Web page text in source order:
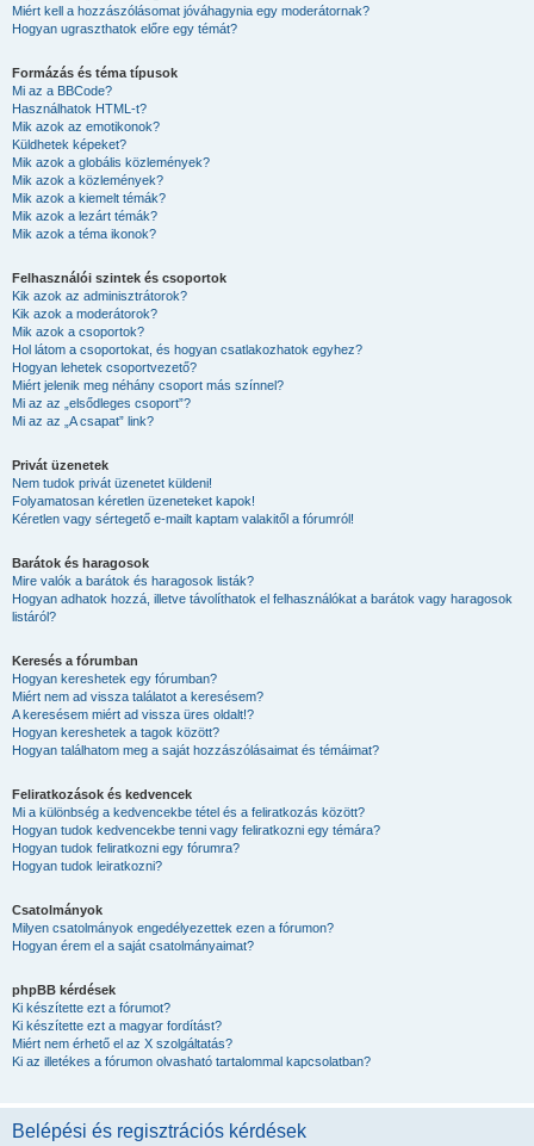
Miért kell a hozzászólásomat jóváhagynia egy moderátornak?
Hogyan ugraszthatok előre egy témát?
Formázás és téma típusok
Mi az a BBCode?
Használhatok HTML-t?
Mik azok az emotikonok?
Küldhetek képeket?
Mik azok a globális közlemények?
Mik azok a közlemények?
Mik azok a kiemelt témák?
Mik azok a lezárt témák?
Mik azok a téma ikonok?
Felhasználói szintek és csoportok
Kik azok az adminisztrátorok?
Kik azok a moderátorok?
Mik azok a csoportok?
Hol látom a csoportokat, és hogyan csatlakozhatok egyhez?
Hogyan lehetek csoportvezető?
Miért jelenik meg néhány csoport más színnel?
Mi az az „elsődleges csoport”?
Mi az az „A csapat” link?
Privát üzenetek
Nem tudok privát üzenetet küldeni!
Folyamatosan kéretlen üzeneteket kapok!
Kéretlen vagy sértegető e-mailt kaptam valakitől a fórumról!
Barátok és haragosok
Mire valók a barátok és haragosok listák?
Hogyan adhatok hozzá, illetve távolíthatok el felhasználókat a barátok vagy haragosok
listáról?
Keresés a fórumban
Hogyan kereshetek egy fórumban?
Miért nem ad vissza találatot a keresésem?
A keresésem miért ad vissza üres oldalt!?
Hogyan kereshetek a tagok között?
Hogyan találhatom meg a saját hozzászólásaimat és témáimat?
Feliratkozások és kedvencek
Mi a különbség a kedvencekbe tétel és a feliratkozás között?
Hogyan tudok kedvencekbe tenni vagy feliratkozni egy témára?
Hogyan tudok feliratkozni egy fórumra?
Hogyan tudok leiratkozni?
Csatolmányok
Milyen csatolmányok engedélyezettek ezen a fórumon?
Hogyan érem el a saját csatolmányaimat?
phpBB kérdések
Ki készítette ezt a fórumot?
Ki készítette ezt a magyar fordítást?
Miért nem érhető el az X szolgáltatás?
Ki az illetékes a fórumon olvasható tartalommal kapcsolatban?
Belépési és regisztrációs kérdések